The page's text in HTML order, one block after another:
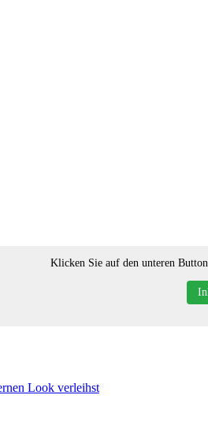
Klicken Sie auf den unteren
Look verleihst